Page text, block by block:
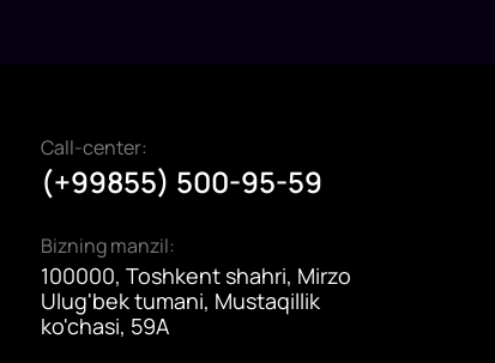
Call-center:
(+99855) 500-95-59
Bizning manzil:
100000, Toshkent shahri, Mirzo
Ulug'bek tumani, Mustaqillik
ko'chasi, 59A